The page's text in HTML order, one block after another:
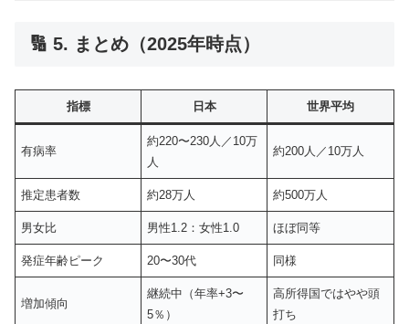
🔢 5. まとめ（2025年時点）
指標 日本 世界平均
有病率
約220〜230人／10万
人
約200人／10万人
推定患者数 約28万人 約500万人
男女比 男性1.2：女性1.0 ほぼ同等
発症年齢ピーク 20〜30代 同様
増加傾向
継続中（年率+3〜
5％）
高所得国ではやや頭
打ち